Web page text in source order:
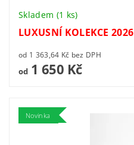
Skladem (1 ks)
LUXUSNÍ KOLEKCE 2026
od 1 363,64 Kč bez DPH
od1 650 Kč
Novinka